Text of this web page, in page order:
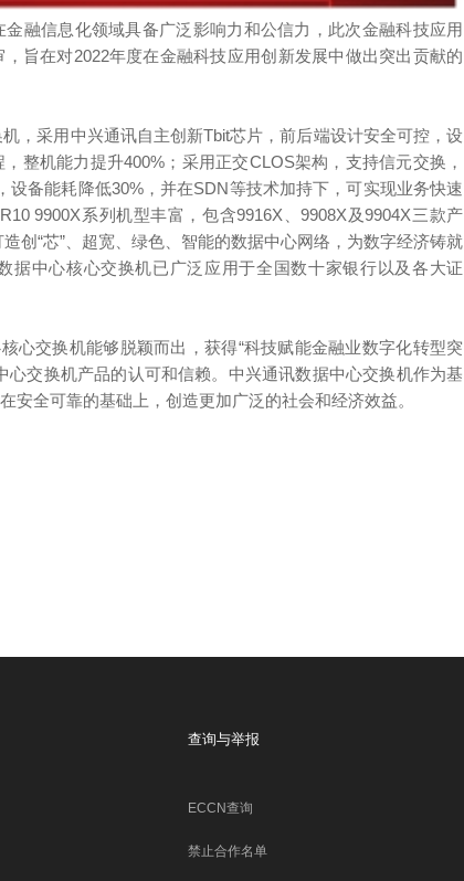
融信息化领域具备广泛影响力和公信力，此次金融科技应用
旨在对2022年度在金融科技应用创新发展中做出突出贡献的
，采用中兴通讯自主创新Tbit芯片，前后端设计安全可控，设
整机能力提升400%；采用正交CLOS架构，支持信元交换，
备能耗降低30%，并在SDN等技术加持下，可实现业务快速
9900X系列机型丰富，包含9916X、9908X及9904X三款产
创“芯”、超宽、绿色、智能的数据中心网络，为数字经济铸就
据中心核心交换机已广泛应用于全国数十家银行以及各大证
心交换机能够脱颖而出，获得“科技赋能金融业数字化转型突
心交换机产品的认可和信赖。中兴通讯数据中心交换机作为基
安全可靠的基础上，创造更加广泛的社会和经济效益。
查询与举报
ECCN查询
禁止合作名单